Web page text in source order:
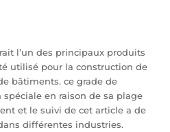
l’un des principaux produits
utilisé pour la construction de
bâtiments. ce grade de
en raison de sa plage
et le suivi de cet article a de
différentes industries.